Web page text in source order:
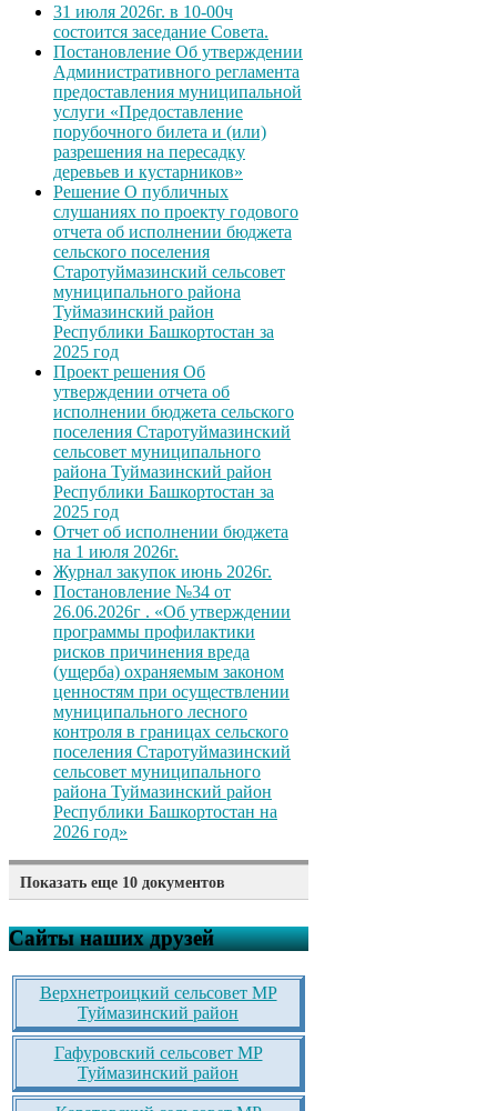
31 июля 2026г. в 10-00ч
состоится заседание Совета.
Постановление Об утверждении
Административного регламента
предоставления муниципальной
услуги «Предоставление
порубочного билета и (или)
разрешения на пересадку
деревьев и кустарников»
Решение О публичных
слушаниях по проекту годового
отчета об исполнении бюджета
сельского поселения
Старотуймазинский сельсовет
муниципального района
Туймазинский район
Республики Башкортостан за
2025 год
Проект решения Об
утверждении отчета об
исполнении бюджета сельского
поселения Старотуймазинский
сельсовет муниципального
района Туймазинский район
Республики Башкортостан за
2025 год
Отчет об исполнении бюджета
на 1 июля 2026г.
Журнал закупок июнь 2026г.
Постановление №34 от
26.06.2026г . «Об утверждении
программы профилактики
рисков причинения вреда
(ущерба) охраняемым законом
ценностям при осуществлении
муниципального лесного
контроля в границах сельского
поселения Старотуймазинский
сельсовет муниципального
района Туймазинский район
Республики Башкортостан на
2026 год»
Показать еще 10 документов
26.06.2026г. «Об утверждении
программы профилактики
(ущерба) охраняемым законом
ценностям при
осуществлении
муниципального земельного
контроля в границах
сельского поселения
Сайты наших друзей
Верхнетроицкий сельсовет МР
Туймазинский район
Гафуровский сельсовет МР
Туймазинский район